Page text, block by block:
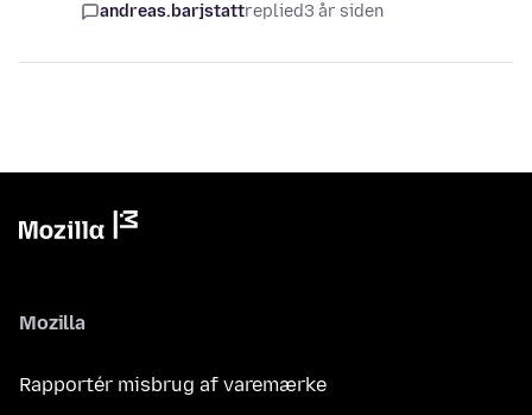
andreas.barjstattreplied3 år siden
Mozilla
Rapportér misbrug af varemærke